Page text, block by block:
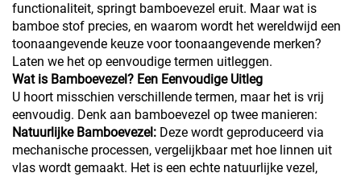
functionaliteit, springt bamboevezel eruit. Maar wat is
bamboe stof precies, en waarom wordt het wereldwijd een
toonaangevende keuze voor toonaangevende merken?
Laten we het op eenvoudige termen uitleggen.
Wat is Bamboevezel? Een Eenvoudige Uitleg
U hoort misschien verschillende termen, maar het is vrij
eenvoudig. Denk aan bamboevezel op twee manieren:
Natuurlijke Bamboevezel: Deze wordt geproduceerd via
mechanische processen, vergelijkbaar met hoe linnen uit
vlas wordt gemaakt. Het is een echte natuurlijke vezel,